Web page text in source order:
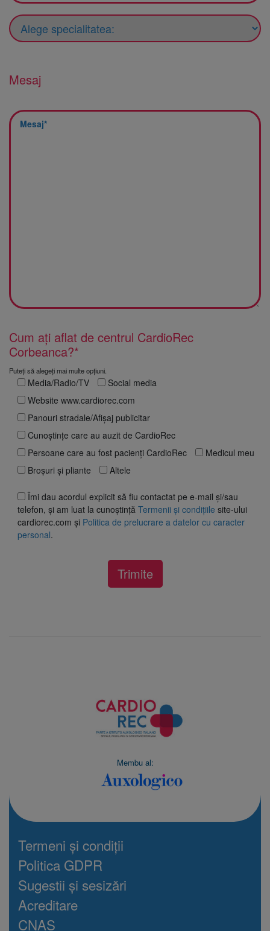
Mesaj
Cum ați aflat de centrul CardioRec
Corbeanca?*
Puteți să alegeți mai multe opțiuni.
Media/Radio/TV
Social media
Website www.cardiorec.com
Panouri stradale/Afișaj publicitar
Cunoștințe care au auzit de CardioRec
Persoane care au fost pacienți CardioRec
Medicul meu
Broșuri și pliante
Altele
Îmi dau acordul explicit să fiu contactat pe e-mail și/sau
telefon, și am luat la cunoștință Termenii și condițiile site-ului
cardiorec.com și Politica de prelucrare a datelor cu caracter
personal.
Membu al:
Termeni și condiții
Politica GDPR
Sugestii și sesizări
Acreditare
CNAS